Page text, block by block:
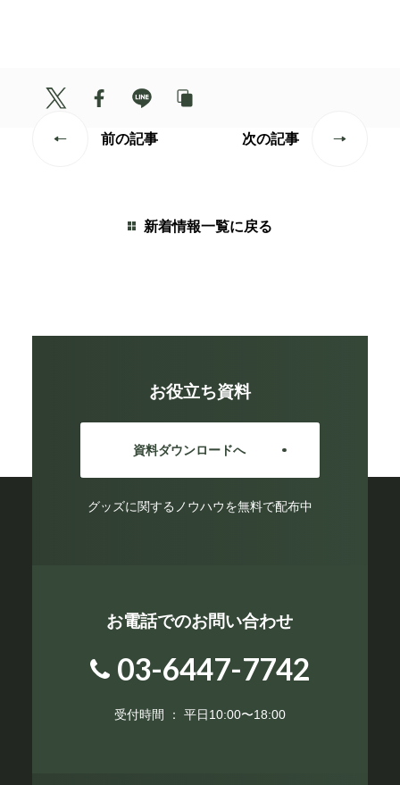
前の記事
新着情報一覧に戻る
次の記事
お役立ち資料
資料ダウンロードへ
グッズに関するノウハウを無料で配布中
お電話でのお問い合わせ
03-6447-7742
受付時間 ： 平日10:00〜18:00